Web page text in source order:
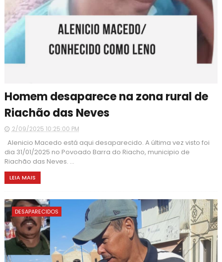
Homem desaparece na zona rural de
Riachão das Neves
2/09/2025 10:25:00 PM
Alenicio Macedo está aqui desaparecido. A última vez visto foi
dia 31/01/2025 no Povoado Barra do Riacho, municipio de
Riachão das Neves. ...
LEIA MAIS
DESAPARECIDOS